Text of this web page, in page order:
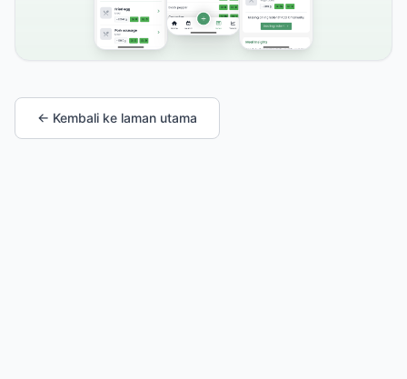
← Kembali ke laman utama